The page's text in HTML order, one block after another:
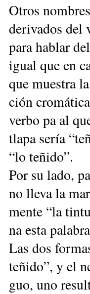
Otros
de­ri­va­dos del
pa­ra ha­blar
igual que en
que mues­tra
ción
ver­bo pa al
tla­pa se­ría
“lo te­ñi­do”.
Por su la­do,
no lle­va la
men­te “la
na es­ta
Las dos
te­ñi­do”, y el
guo, uno